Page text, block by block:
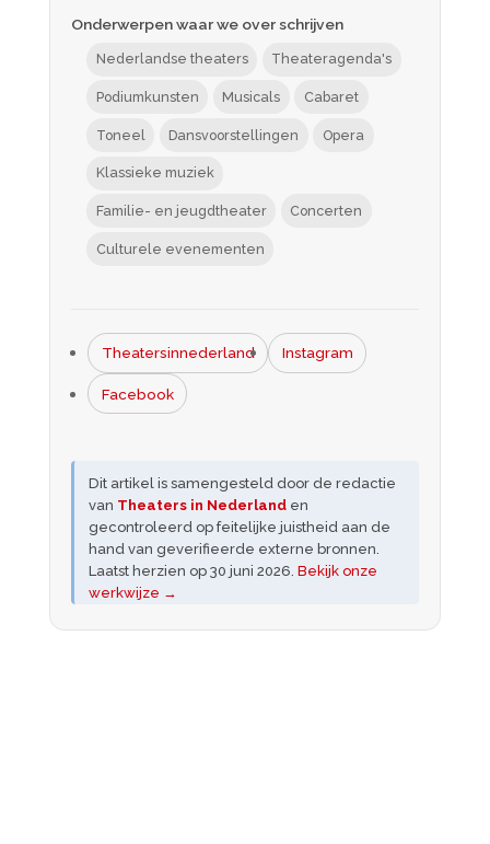
Onderwerpen waar we over schrijven
Nederlandse theaters Theateragenda's
Podiumkunsten Musicals Cabaret
Toneel Dansvoorstellingen Opera
Klassieke muziek
Familie- en jeugdtheater Concerten
Culturele evenementen
Theatersinnederland Instagram
Facebook
Dit artikel is samengesteld door de redactie
van Theaters in Nederland en
gecontroleerd op feitelijke juistheid aan de
hand van geverifieerde externe bronnen.
Laatst herzien op30 juni 2026 .Bekijk onze
werkwijze →